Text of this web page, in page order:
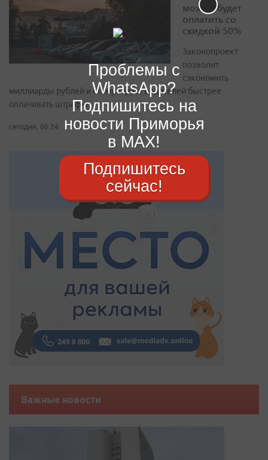
можно будет
оплатить со
скидкой 50%
Законопроект
позволит
сэкономить
миллиарды рублей и стимулирует водителей быстрее
оплачивать штрафы
сегодня, 06:24
Важные новости
Проблемы с
WhatsApp?
Подпишитесь на
новости Приморья
в MAX!
Подпишитесь
сейчас!